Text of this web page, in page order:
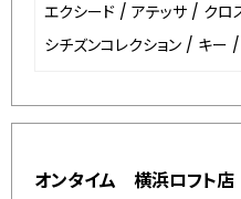
エクシード / アテッサ / クロ
シチズンコレクション / キー /
オンタイム 横浜ロフト店